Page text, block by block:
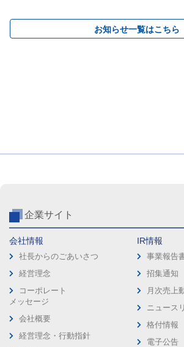
お知らせ一覧はこちら
企業サイト
会社情報
社長からのごあいさつ
経営理念
コーポレート
メッセージ
会社概要
経営理念・行動指針
IR情報
事業報告
招集通知
月次売上
ニュース
格付情報
電子公告